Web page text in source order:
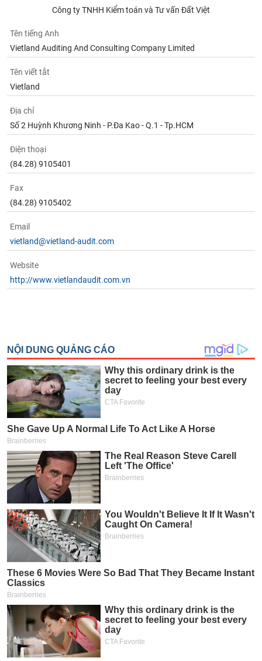
Công ty TNHH Kiểm toán và Tư vấn Đất Việt
Tên tiếng Anh
Vietland Auditing And Consulting Company Limited
Tên viết tắt
Vietland
Địa chỉ
Số 2 Huỳnh Khương Ninh - P.Đa Kao - Q.1 - Tp.HCM
Điện thoại
(84.28) 9105401
Fax
(84.28) 9105402
Email
vietland@vietland-audit.com
Website
http://www.vietlandaudit.com.vn